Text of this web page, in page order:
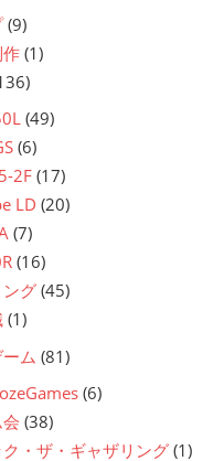
(9)
(1)
(49)
(6)
2F (17)
LD (20)
(7)
(16)
グ (45)
(1)
ム (81)
(6)
(38)
・ザ・ギャザリング (1)